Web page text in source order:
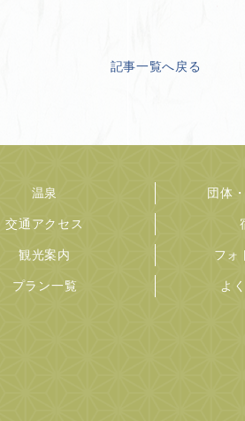
記事一覧へ戻る
温泉
交通アクセス
観光案内
プラン一覧
団体
フォ
よ